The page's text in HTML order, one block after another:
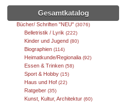
Gesamtkatalog
Bücher/ Schriften "NEU" (3076)
Belletristik / Lyrik (222)
Kinder und Jugend (80)
Biographien (114)
Heimatkunde/Regionalia (92)
Essen & Trinken (58)
Sport & Hobby (15)
Haus und Hof (22)
Ratgeber (35)
Kunst, Kultur, Architektur (60)